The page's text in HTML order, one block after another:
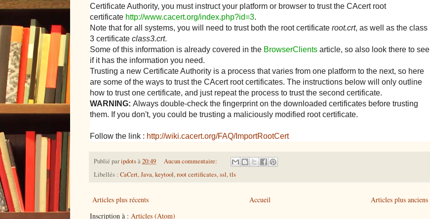
Certificate Authority, you must instruct your platform or browser to trust the CAcert root
certificate http://www.cacert.org/index.php?id=3.
Note that for all systems, you will need to trust both the root certificate root.crt, as well as the class
3 certificate class3.crt.
Some of this information is already covered in the BrowserClients article, so also look there to see
if it has the information you need.
Trusting a new Certificate Authority is a process that varies from one platform to the next, so here
are some of the ways to trust the CAcert root certificates. The instructions below will only outline
how to trust one certificate, and just repeat the process to trust the second certificate.
WARNING: Always double-check the fingerprint on the downloaded certificates before trusting
them. If you don't, you could be trusting a maliciously modified root certificate.
Follow the link : http://wiki.cacert.org/FAQ/ImportRootCert
Publié paripdotsà20:49
Aucun commentaire:
Libellés : CaCert,Java,keytool,root certificates,ssl,tls
Articles plus récents Articles plus anciens
Accueil
Inscription à : Articles (Atom)